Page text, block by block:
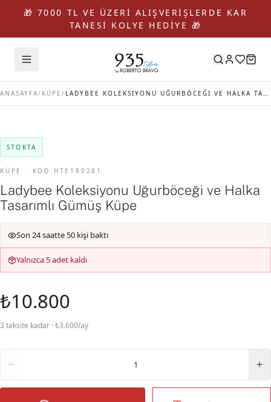
🎁 7000 TL VE ÜZERİ ALIŞVERİŞLERDE KAR
TANESİ KOLYE HEDİYE 🎁
ANASAYFA/ KÜPE / LADYBEE KOLEKSIYONU UĞURBÖCEĞI VE HALKA TASARIMLI GÜMÜŞ KÜPE
STOKTA
KÜPE · KOD HTE180281
Ladybee Koleksiyonu Uğurböceği ve Halka
Tasarımlı Gümüş Küpe
Son 24 saatte 50 kişi baktı
Yalnızca 5 adet kaldı
₺10.800
3 taksite kadar · ₺3.600/ay
1